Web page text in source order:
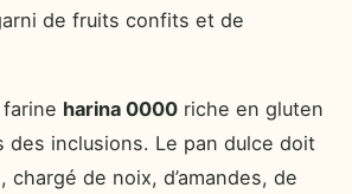
de fruits confits et de
harina 0000 riche en gluten
des inclusions. Le pan dulce doit
chargé de noix, d’amandes, de